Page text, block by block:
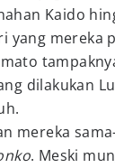
Kaido
yang mereka
dilakukan
mereka
. Meski